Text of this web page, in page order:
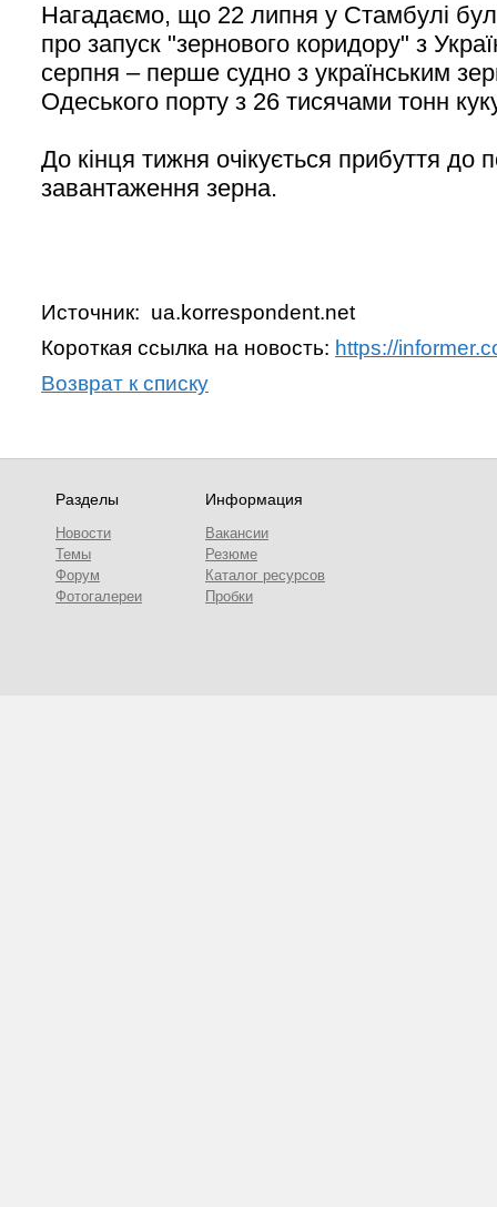
Нагадаємо, що 22 липня у Стамбулі
про запуск "зернового коридору" з
серпня – перше судно з українським
Одеського порту з 26 тисячами тонн
До кінця тижня очікується прибуття до
завантаження зерна.
Источник: ua.korrespondent.net
Короткая ссылка на новость: https://
Возврат к списку
Разделы
Новости
Темы
Форум
Фотогалереи
Информация
Вакансии
Резюме
Каталог ресурсов
Пробки